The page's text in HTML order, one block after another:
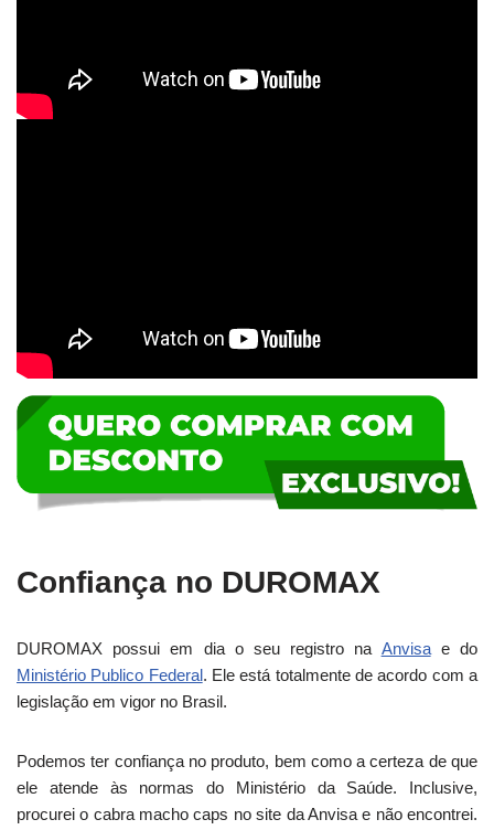
Confiança no DUROMAX
DUROMAX possui em dia o seu registro na Anvisae do
Ministério Publico Federal. Ele está totalmente de acordo com a
legislação em vigor no Brasil.
Podemos ter confiança no produto, bem como a certeza de que
ele atende às normas do Ministério da Saúde. Inclusive,
procurei o cabra macho caps no site da Anvisa e não encontrei.